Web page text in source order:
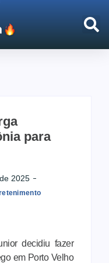
para
2025
decidiu fazer
em Porto Velho